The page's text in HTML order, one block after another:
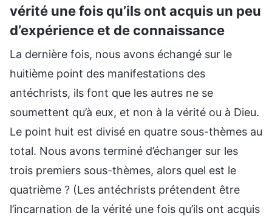
vérité une fois qu’ils ont acquis un peu
d’expérience et de connaissance
La dernière fois, nous avons échangé sur le
huitième point des manifestations des
antéchrists, ils font que les autres ne se
soumettent qu’à eux, et non à la vérité ou à Dieu.
Le point huit est divisé en quatre sous-thèmes au
total. Nous avons terminé d’échanger sur les
trois premiers sous-thèmes, alors quel est le
quatrième ? (Les antéchrists prétendent être
l’incarnation de la vérité une fois qu’ils ont acquis